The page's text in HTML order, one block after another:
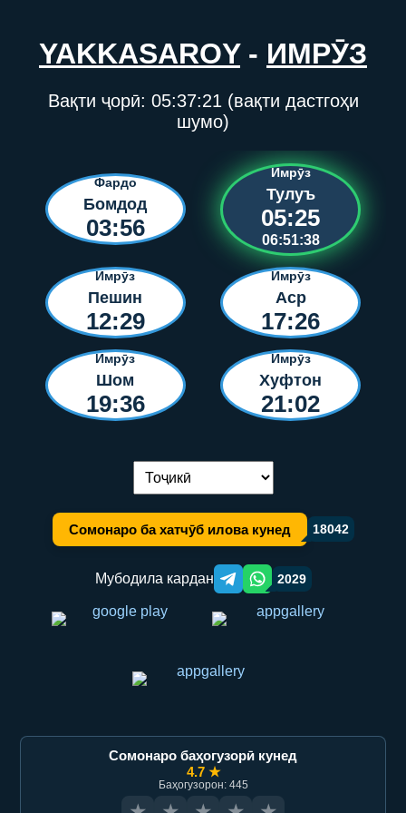
YAKKASAROY- ИМРӮЗ
Вақти ҷорӣ: 05:37:21 (вақти дастгоҳи
шумо)
Фардо
Бомдод
03:56
Имрӯз
Тулуъ
05:25
06:51:38
Имрӯз
Пешин
12:29
Имрӯз
Аср
17:26
Имрӯз
Шом
19:36
Имрӯз
Хуфтон
21:02
Иваз кардани забон:
Сомонаро ба хатчӯб илова кунед 18042
Мубодила кардан Telegram orqali ulashish
WhatsApp orqali ulashish
2029
Сомонаро баҳогузорӣ кунед
4.7 ★
Баҳогузорон: 445